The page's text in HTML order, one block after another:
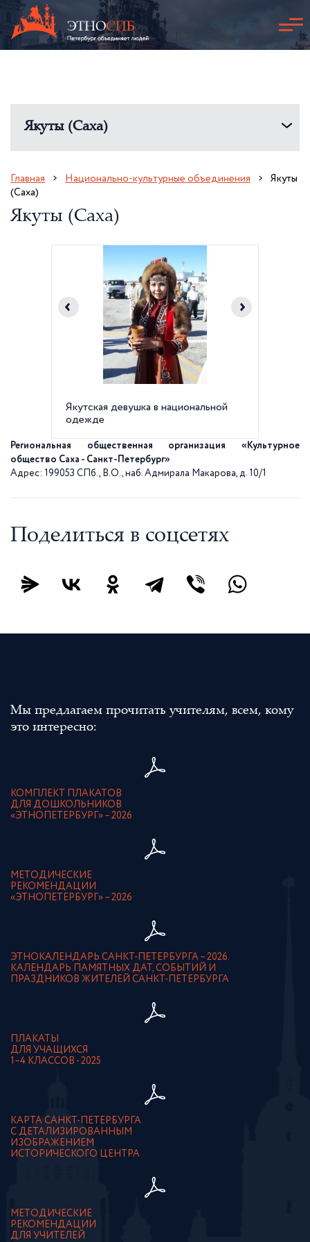
Якуты (Саха)
Главная Национально-культурные объединения
Якуты
(Саха)
Якуты (Саха)
Якутская девушка в национальной
одежде
Региональная общественная организация «Культурное
общество Саха - Санкт-Петербург»
Адрес: 199053 СПб., В.О., наб. Адмирала Макарова, д. 10/1
Поделиться в соцсетях
Мы предлагаем прочитать учителям, всем, кому
это интересно:
КОМПЛЕКТ ПЛАКАТОВ
ДЛЯ ДОШКОЛЬНИКОВ
«ЭТНОПЕТЕРБУРГ» – 2026
МЕТОДИЧЕСКИЕ
РЕКОМЕНДАЦИИ
«ЭТНОПЕТЕРБУРГ» – 2026
ЭТНОКАЛЕНДАРЬ САНКТ-ПЕТЕРБУРГА – 2026.
КАЛЕНДАРЬ ПАМЯТНЫХ ДАТ, СОБЫТИЙ И
ПРАЗДНИКОВ ЖИТЕЛЕЙ САНКТ-ПЕТЕРБУРГА
ПЛАКАТЫ
ДЛЯ УЧАЩИХСЯ
1–4 КЛАССОВ - 2025
КАРТА САНКТ-ПЕТЕРБУРГА
С ДЕТАЛИЗИРОВАННЫМ
ИЗОБРАЖЕНИЕМ
ИСТОРИЧЕСКОГО ЦЕНТРА
МЕТОДИЧЕСКИЕ
РЕКОМЕНДАЦИИ
ДЛЯ УЧИТЕЛЕЙ